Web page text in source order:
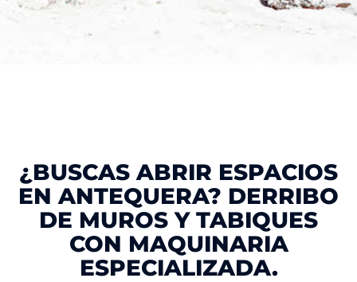
¿BUSCAS ABRIR ESPACIOS
EN ANTEQUERA? DERRIBO
DE MUROS Y TABIQUES
CON MAQUINARIA
ESPECIALIZADA.